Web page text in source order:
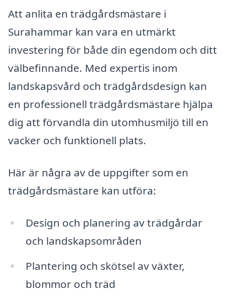
Att anlita en trädgårdsmästare i
Surahammar kan vara en utmärkt
investering för både din egendom och ditt
välbefinnande. Med expertis inom
landskapsvård och trädgårdsdesign kan
en professionell trädgårdsmästare hjälpa
dig att förvandla din utomhusmiljö till en
vacker och funktionell plats.
Här är några av de uppgifter som en
trädgårdsmästare kan utföra:
Design och planering av trädgårdar
och landskapsområden
Plantering och skötsel av växter,
blommor och träd